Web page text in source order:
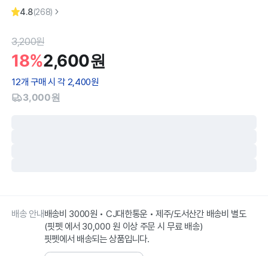
4.8(268)
3,200원
18%2,600원
12개 구매 시 각 2,400원
3,000원
배송 안내배송비 3000원 • CJ대한통운 • 제주/도서산간 배송비 별도
(핏펫 에서 30,000 원 이상 주문 시 무료 배송)
핏펫에서 배송되는 상품입니다.